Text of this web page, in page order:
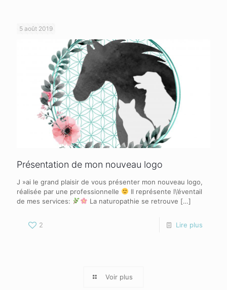
5 août 2019
Présentation de mon nouveau logo
J »ai le grand plaisir de vous présenter mon nouveau logo,
réalisée par une professionnelle
Il représente l\’éventail
de mes services:
La naturopathie se retrouve […]
2 Lire plus
Voir plus